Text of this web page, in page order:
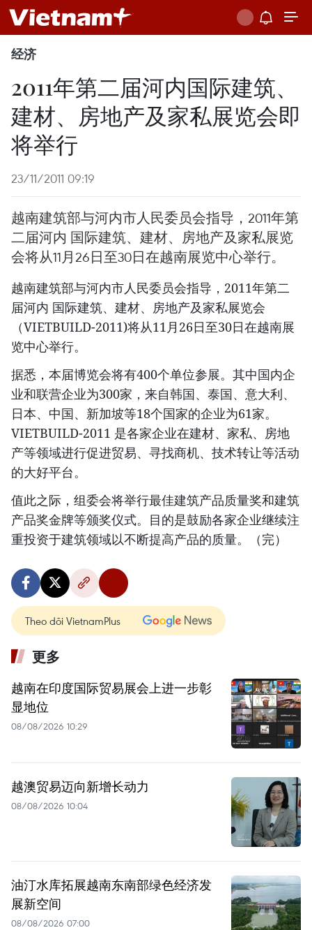
经济
2011年第二届河内国际建筑、
建材、房地产及家私展览会即
将举行
23/11/2011 09:19
越南建筑部与河内市人民委员会指导，2011年第
二届河内 国际建筑、建材、房地产及家私展览
会将从11月26日至30日在越南展览中心举行。
越南建筑部与河内市人民委员会指导，2011年第二
届河内 国际建筑、建材、房地产及家私展览会
（VIETBUILD-2011)将从11月26日至30日在越南展
览中心举行。
据悉，本届博览会将有400个单位参展。其中国内企
业和联营企业为300家，来自韩国、泰国、意大利、
日本、中国、新加坡等18个国家的企业为61家。
VIETBUILD-2011 是各家企业在建材、家私、房地
产等领域进行促进贸易、寻找商机、技术转让等活动
的大好平台。
值此之际，组委会将举行最佳建筑产品质量奖和建筑
产品奖金牌等颁奖仪式。目的是鼓励各家企业继续注
重投资于建筑领域以不断提高产品的质量。（完）
Theo dõi VietnamPlus
更多
越南在印度国际贸易展会上进一步彰
显地位
08/08/2026 10:29
越澳贸易迈向新增长动力
08/08/2026 10:04
油汀水库拓展越南东南部绿色经济发
展新空间
08/08/2026 07:00